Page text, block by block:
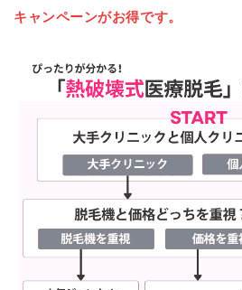
キャンペーンがお得です。